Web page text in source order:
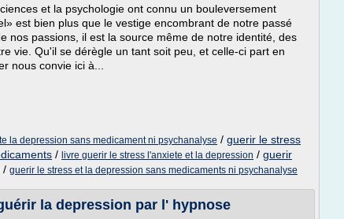
et la psychologie ont connu un bouleversement
est bien plus que le vestige encombrant de notre passé
nos passions, il est la source même de notre identité, des
vie. Qu'il se dérègle un tant soit peu, et celle-ci part en
nous convie ici à...
la depression sans medicament ni psychanalyse / guerir le stress
/ livre guerir le stress l'anxiete et la depression / guerir
/ guerir le stress et la depression sans medicaments ni psychanalyse
la depression par l' hypnose